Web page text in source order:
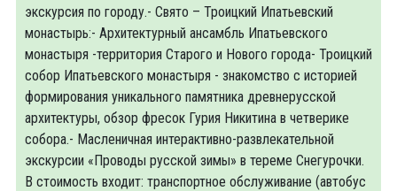
экскурсия по городу.- Свято – Троицкий Ипатьевский
монастырь:- Архитектурный ансамбль Ипатьевского
монастыря -территория Старого и Нового города- Троицкий
собор Ипатьевского монастыря - знакомство с историей
формирования уникального памятника древнерусской
архитектуры, обзор фресок Гурия Никитина в четверике
собора.- Масленичная интерактивно-развлекательной
экскурсии «Проводы русской зимы» в тереме Снегурочки.
В стоимость входит: транспортное обслуживание (автобус